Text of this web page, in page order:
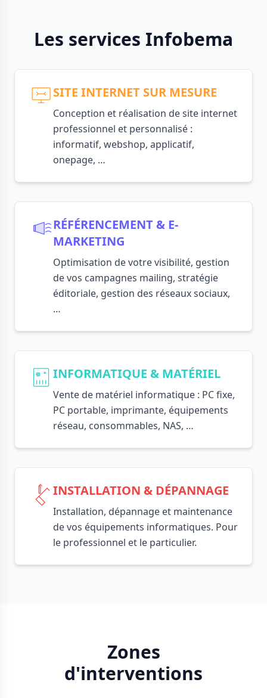
Les services Infobema
SITE INTERNET SUR MESURE
Conception et réalisation de site internet
professionnel et personnalisé :
informatif, webshop, applicatif,
onepage, …
RÉFÉRENCEMENT & E-
MARKETING
Optimisation de votre visibilité, gestion
de vos campagnes mailing, stratégie
éditoriale, gestion des réseaux sociaux,
…
INFORMATIQUE & MATÉRIEL
Vente de matériel informatique : PC fixe,
PC portable, imprimante, équipements
réseau, consommables, NAS, …
INSTALLATION & DÉPANNAGE
Installation, dépannage et maintenance
de vos équipements informatiques. Pour
le professionnel et le particulier.
Zones
d'interventions